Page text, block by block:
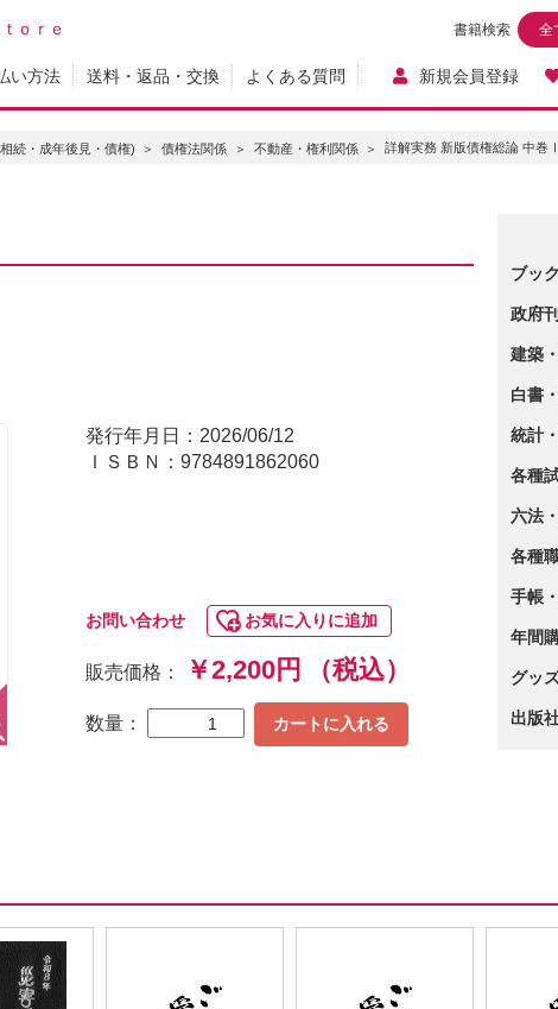
ｏｒｅ 書籍検索
い方法 送料・返品・交換 よくある質問 新規会員登録
続・成年後見・債権) 債権法関係 不動産・権利関係 詳解実務 新版債権総論 中巻Ⅰ
ブッ
政府
建築
白書
統計
各種
六法
各種
手帳
年間
グッ
出版
発行年月日：2026/06/12
ＩＳＢＮ：9784891862060
お問い合わせ お気に入りに追加
販売価格： ￥2,200円 （税込）
数量： カートに入れる